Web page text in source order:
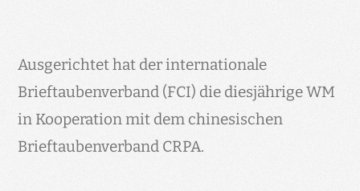
Ausgerichtet hat der internationale
Brieftaubenverband (FCI) die diesjährige WM
in Kooperation mit dem chinesischen
Brieftaubenverband CRPA.